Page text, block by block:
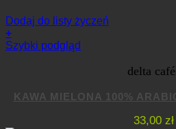
Dodaj do listy życzeń
+
Szybki podgląd
delta
KAWA MIELONA 100%
33,00 zł